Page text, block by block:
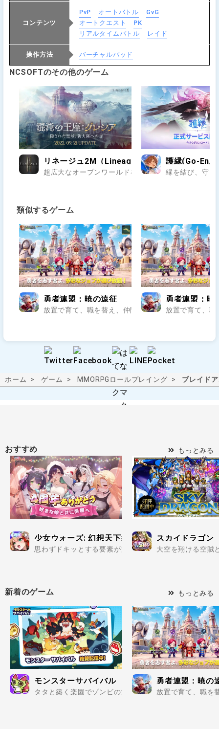
コンテンツ
PvP オートバトル
GvG
オートクエスト
PK
リアルタイムバトル
レイド
操作方法 バーチャルパッド
NCSOFTのその他のゲーム
リネージュ2M（Lineage2M）
超広大なオープンワールドをアガシオンや友達と一
護縁(Go-En/
縁を結び、守り
類似するゲーム
勇者連盟：暁の遠征
放置で育て、職を替え、仲間と暁のレイドへ..
勇者連盟：暁
放置で育て、
ホーム ゲーム MMORPG ロールプレイング ブレイド
おすすめ もっとみる
少女ウォーズ: 幻想天下統一戦
思わずドキッとする要素が満載の美少女だらけで楽し
スカイドラゴン
大空を翔ける空賊
新着のゲーム もっとみる
モンスターサバイバル
タタと築く楽園でゾンビの波を迎え撃て..
勇者連盟：暁の
放置で育て、職を